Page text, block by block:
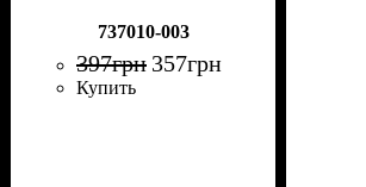
737010-003
397грн 357грн
Купить